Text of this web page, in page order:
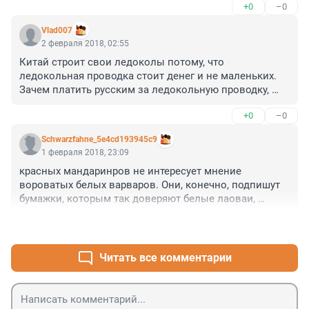
страны уже имеют опыт совместного производства
атомных ледоколов (типа Таймыр). Сталь была
советская, проект тоже. Советская энергетическая
установка, а вот изготовление корпуса - финское,
Вяртсиля.
Поэтому китайцы хотят именно финнам заказать
изготовление ледоколов - но речь не идет о большой
Китайцы не торопятся, они спокойно смотрят за
период собственной жизни и жизни своего
поколения. Это все заделы на будущее.
+0 –0
Vlad007
2 февраля 2018, 02:55
Китай строит свои ледоколы потому, что
ледокольная проводка стоит денег и не маленьких.
Зачем платить русским за ледокольную проводку,
их на СМП. Но надо понимать, что эксплуатация
ледоколов и транспортных судов без инфраструктуры
(портов, аэродромов, путей сообщения) не очень
эффективна. Кстати вопрос в том какие ледоколы
строит Китай - атомные или другие, это важно, т.к. в
том числе и от этого зависит эффективность
эксплуатации.
+0 –0
Schwarzfahne_5e4cd193945c9
1 февраля 2018, 23:09
красных мандаринров не интересует мнение
вороватых белых варваров. Они, конечно, подпишут
бумажки, которым так доверяют белые лаоваи,
лохов сдерут последние пенсии) . Стратегические
Читать все комментарии